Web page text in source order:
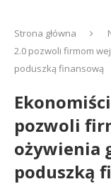
Strona główna
2.0 pozwoli firmom
poduszką finansową
pozwoli
ożywienia
poduszką